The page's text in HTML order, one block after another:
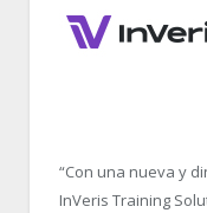
“Con una nueva y
InVeris Training